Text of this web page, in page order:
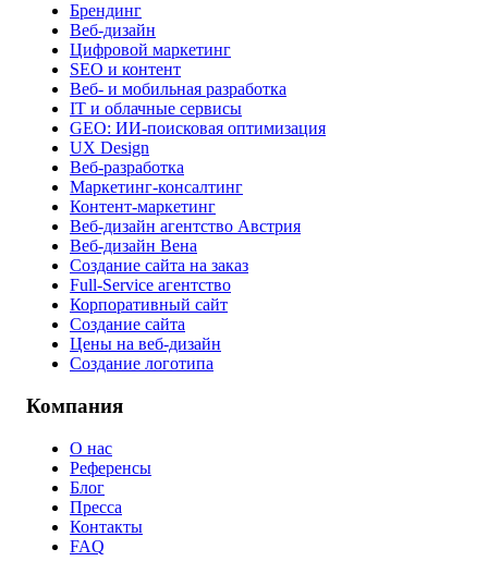
Брендинг
Веб-дизайн
Цифровой маркетинг
SEO и контент
Веб- и мобильная разработка
IT и облачные сервисы
GEO: ИИ-поисковая оптимизация
UX Design
Веб-разработка
Маркетинг-консалтинг
Контент-маркетинг
Веб-дизайн агентство Австрия
Веб-дизайн Вена
Создание сайта на заказ
Full-Service агентство
Корпоративный сайт
Создание сайта
Цены на веб-дизайн
Создание логотипа
Компания
О нас
Референсы
Блог
Пресса
Контакты
FAQ